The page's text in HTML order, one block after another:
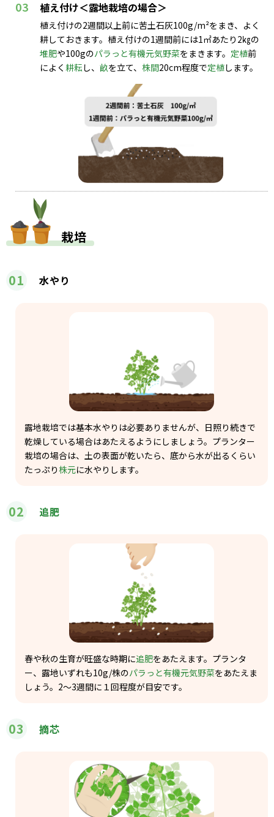
03 植え付け＜露地栽培の場合＞
植え付けの2週間以上前に苦土石灰100g/m²をまき、よく
耕しておきます。植え付けの1週間前には1㎡あたり2㎏の
堆肥や100gのパラっと有機元気野菜をまきます。 定植前
によく 耕耘 し、 畝を立て、 株間20cm程度で定植します。
栽培
01 水やり
露地栽培では基本水やりは必要ありませんが、日照り続きで
乾燥している場合はあたえるようにしましょう。プランター
栽培の場合は、土の表面が乾いたら、底から水が出るくらい
たっぷり株元に水やりします。
02 追肥
春や秋の生育が旺盛な時期に追肥をあたえます。プランタ
ー、露地いずれも10g/株のパラっと有機元気野菜をあたえま
しょう。2～3週間に１回程度が目安です。
03 摘芯